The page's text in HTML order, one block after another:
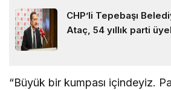
CHP’li Tepebaşı
Ataç, 54 yıllık parti
“Büyük bir kumpası içindeyiz.